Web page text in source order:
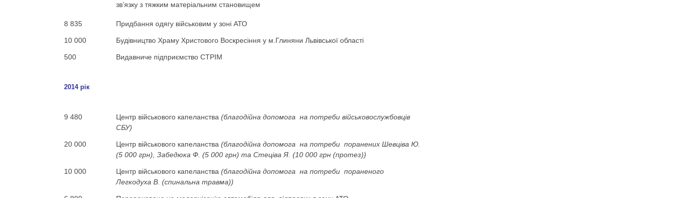
зв’язку з тяжким матеріальним становищем
8 835 Придбання одягу військовим у зоні АТО
10 000 Будівництво Храму Христового Воскресіння у м.Глиняни Львівської області
500 Видавниче підприємство СТРІМ
2014 рік
9 480 Центр військового капеланства (благодійна допомога на потреби військовослужбовців
СБУ)
20 000 Центр військового капеланства (благодійна допомога на потреби поранених Шевціва Ю.
(5 000 грн), Забедюка Ф. (5 000 грн) та Стеціва Я. (10 000 грн (протез))
10 000 Центр військового капеланства (благодійна допомога на потреби пораненого
Легкодуха В. (спинальна травма))